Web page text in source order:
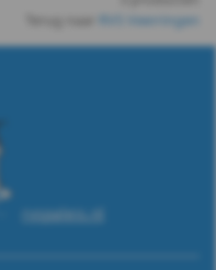
RVS Veerringen
rvspaleis.nl